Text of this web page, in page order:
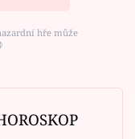
hře může